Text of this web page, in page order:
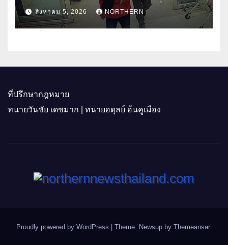
คนร้ายตั้งจุดตรวจตามเส้นทาง
สิงหาคม 5, 2026 NORTHERN
ที่ปรึกษากฎหมาย
ทนายวันชัย เดชมาก | ทนายอดุลย์ อ้นคูเมือง
Proudly powered by WordPress Theme: Newsup by Themeansar.